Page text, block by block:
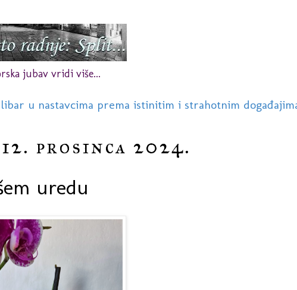
jubav vridi više...
u nastavcima prema istinitim i strahotnim
prosinca 2024.
uredu